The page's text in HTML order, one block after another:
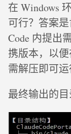
在 Windows
可行？答案
Code 内提出
携版本，以
需解压即可运
最终输出的目